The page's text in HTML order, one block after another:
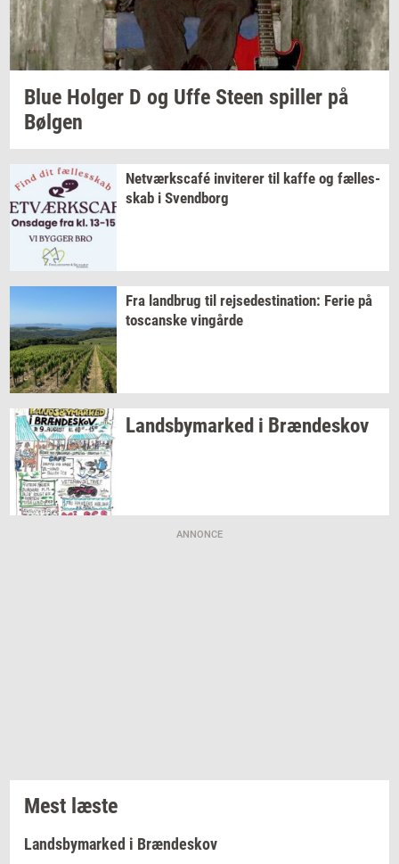
Blue Hol­ger D og Uffe Steen spil­ler på
Bøl­gen
Netværkscafé in­vi­te­rer til kaffe og fæl­les­
skab i Svend­borg
Fra land­brug til rej­se­desti­na­tion: Ferie på
toscan­ske vin­går­de
Lands­by­mar­ked i Bræn­de­skov
ANNONCE
Mest læste
Landsbymarked i Brændeskov